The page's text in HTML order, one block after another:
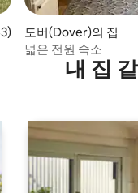
(5점 만점), 후기 43개
도버(Dover)의 집
넓은 전원 숙소
내 집